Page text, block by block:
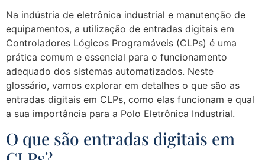
Na indústria de eletrônica industrial e manutenção de
equipamentos, a utilização de entradas digitais em
Controladores Lógicos Programáveis (CLPs) é uma
prática comum e essencial para o funcionamento
adequado dos sistemas automatizados. Neste
glossário, vamos explorar em detalhes o que são as
entradas digitais em CLPs, como elas funcionam e qual
a sua importância para a Polo Eletrônica Industrial.
O que são entradas digitais em